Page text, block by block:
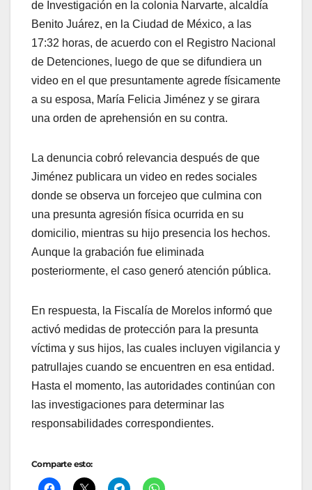
de Investigación en la colonia Narvarte, alcaldía
Benito Juárez, en la Ciudad de México, a las
17:32 horas, de acuerdo con el Registro Nacional
de Detenciones, luego de que se difundiera un
video en el que presuntamente agrede físicamente
a su esposa, María Felicia Jiménez y se girara
una orden de aprehensión en su contra.
La denuncia cobró relevancia después de que
Jiménez publicara un video en redes sociales
donde se observa un forcejeo que culmina con
una presunta agresión física ocurrida en su
domicilio, mientras su hijo presencia los hechos.
Aunque la grabación fue eliminada
posteriormente, el caso generó atención pública.
En respuesta, la Fiscalía de Morelos informó que
activó medidas de protección para la presunta
víctima y sus hijos, las cuales incluyen vigilancia y
patrullajes cuando se encuentren en esa entidad.
Hasta el momento, las autoridades continúan con
las investigaciones para determinar las
responsabilidades correspondientes.
Comparte esto: